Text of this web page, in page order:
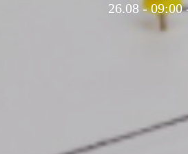
26.08 - 09:00